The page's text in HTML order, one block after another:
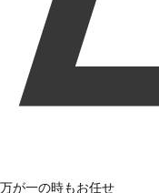
万が一の時もお任せ